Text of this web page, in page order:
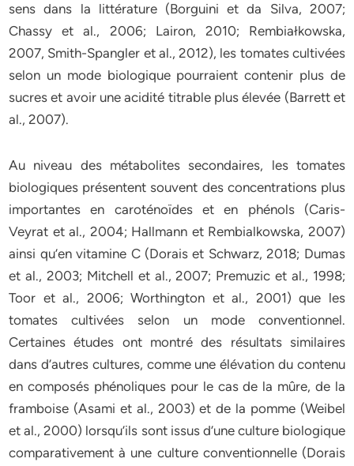
sens dans la littérature (Borguini et da Silva, 2007;
Chassy et al., 2006; Lairon, 2010; Rembiałkowska,
2007, Smith-Spangler et al., 2012), les tomates cultivées
selon un mode biologique pourraient contenir plus de
sucres et avoir une acidité titrable plus élevée (Barrett et
al., 2007).
Au niveau des métabolites secondaires, les tomates
biologiques présentent souvent des concentrations plus
importantes en caroténoïdes et en phénols (Caris-
Veyrat et al., 2004; Hallmann et Rembialkowska, 2007)
ainsi qu’en vitamine C (Dorais et Schwarz, 2018; Dumas
et al., 2003; Mitchell et al., 2007; Premuzic et al., 1998;
Toor et al., 2006; Worthington et al., 2001) que les
tomates cultivées selon un mode conventionnel.
Certaines études ont montré des résultats similaires
dans d’autres cultures, comme une élévation du contenu
en composés phénoliques pour le cas de la mûre, de la
framboise (Asami et al., 2003) et de la pomme (Weibel
et al., 2000) lorsqu’ils sont issus d’une culture biologique
comparativement à une culture conventionnelle (Dorais